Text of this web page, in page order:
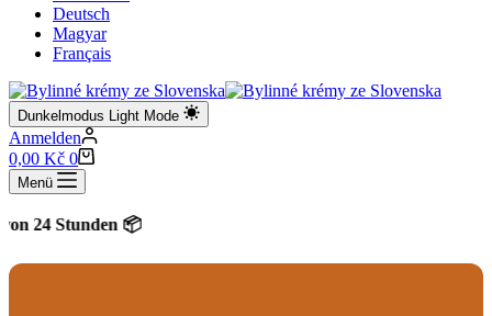
Deutsch
Magyar
Français
Dunkelmodus Light Mode
Anmelden
Warenkorb
0,00 Kč 0
Menü
Stunden 📦